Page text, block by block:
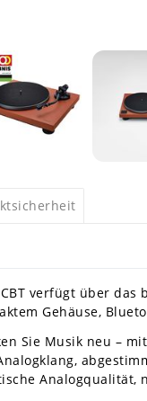
verfügt über
Gehäuse,
Sie Musik neu –
Analogqualität,